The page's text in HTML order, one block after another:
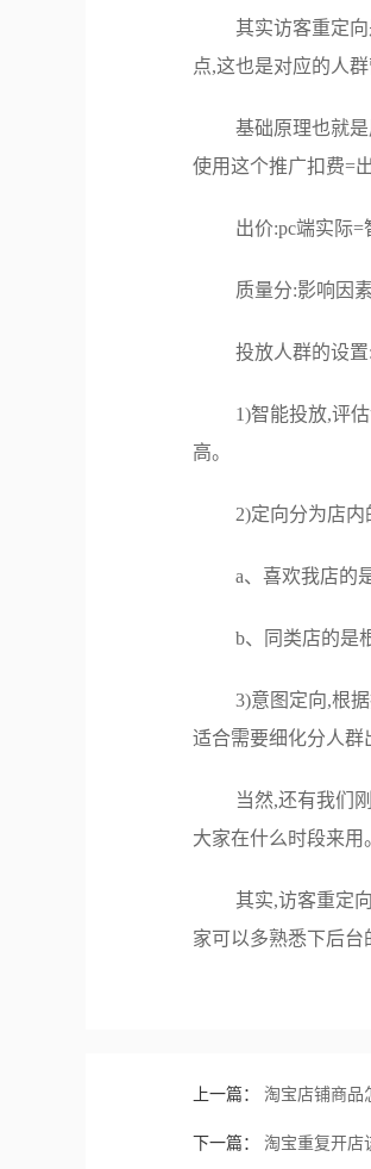
其实访客重定
点,这也是对应的人群
基础原理也就
使用这个推广扣费=
出价:pc端实际=
质量分:影响因
投放人群的设置:
1)智能投放,评
高。
2)定向分为店内
a、喜欢我店的
b、同类店的是
3)意图定向,根
适合需要细化分人群
当然,还有我们
大家在什么时段来用
其实,访客重定
家可以多熟悉下后台
上一篇： 淘宝店铺商品
下一篇： 淘宝重复开店